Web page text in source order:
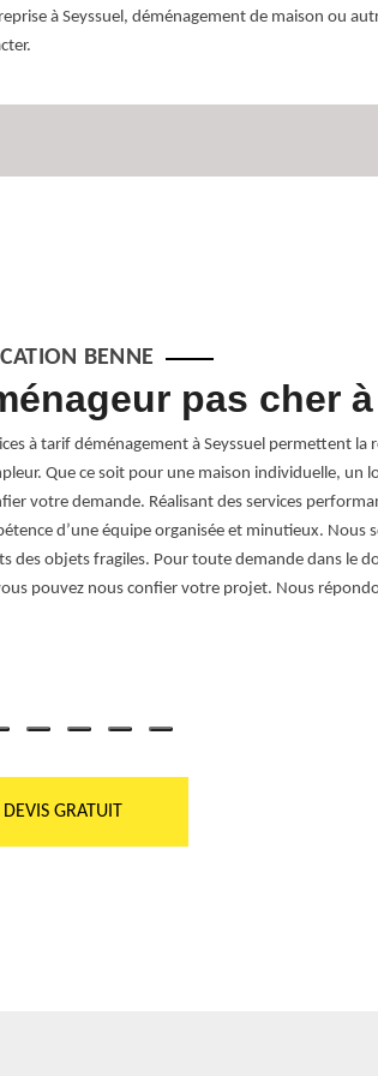
à Seyssuel, déménagement de maison ou
BENNE
pas cher
à tarif déménagement à Seyssuel permettent
Que ce soit pour une maison individuelle, un
votre demande. Réalisant des services
d’une équipe organisée et minutieux. Nous
des objets fragiles. Pour toute demande dans le
pouvez nous confier votre projet. Nous
DEVIS GRATUIT